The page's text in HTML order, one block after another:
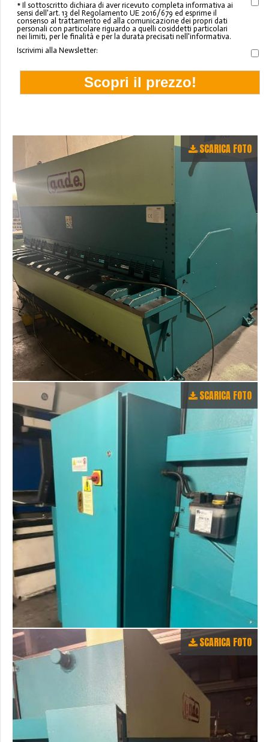
* Il sottoscritto dichiara di aver ricevuto completa informativa ai
sensi dell'art. 13 del Regolamento UE 2016/679 ed esprime il
consenso al trattamento ed alla comunicazione dei propri dati
personali con particolare riguardo a quelli cosiddetti particolari
nei limiti, per le finalità e per la durata precisati nell'informativa.
Iscrivimi alla Newsletter:
SCARICA FOTO
SCARICA FOTO
SCARICA FOTO